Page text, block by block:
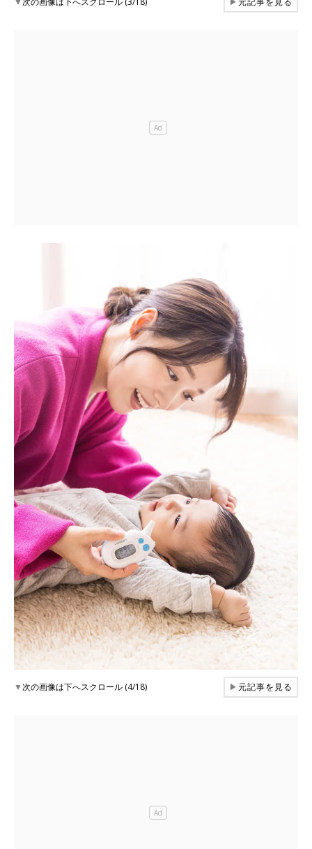
▼次の画像は下へスクロール (4/18) ▶元記事を見る